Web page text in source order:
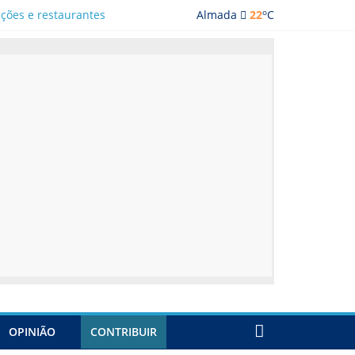
Almada 22oC
e restaurantes
OPINIÃO CONTRIBUIR